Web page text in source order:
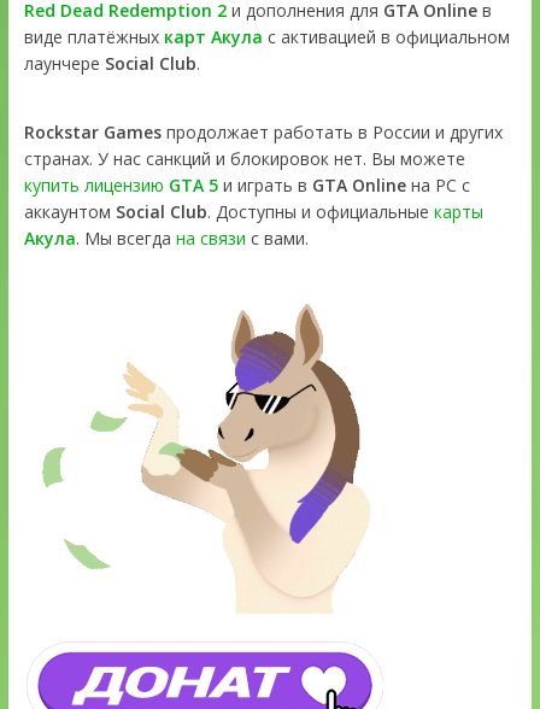
Red Dead Redemption 2и дополнения для GTA Onlineв
виде платёжных карт Акула с активацией в официальном
лаунчере Social Club.
Rockstar Gamesпродолжает работать в России и других
странах. У нас санкций и блокировок нет. Вы можете
купить лицензию GTA 5и играть в GTA Onlineна PC с
аккаунтом Social Club. Доступны и официальные карты
Акула. Мы всегда на связи с вами.